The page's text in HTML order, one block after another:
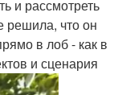
и рассмотреть
решила, что он
в лоб - как в
и сценария